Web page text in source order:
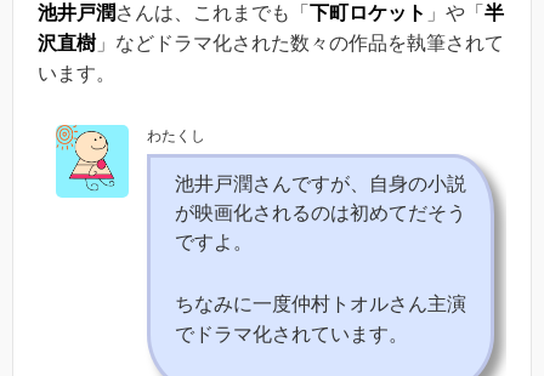
池井戸潤さんは、これまでも「 下町ロケット 」や「 半
沢直樹 」などドラマ化された数々の作品を執筆されて
います。
わたくし
池井戸潤さんですが、自身の小説
が映画化されるのは初めてだそう
ですよ。
ちなみに一度仲村トオルさん主演
でドラマ化されています。